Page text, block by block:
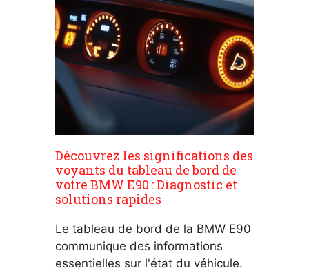
Découvrez les significations des
voyants du tableau de bord de
votre BMW E90 : Diagnostic et
solutions rapides
Le tableau de bord de la BMW E90
communique des informations
essentielles sur l'état du véhicule.